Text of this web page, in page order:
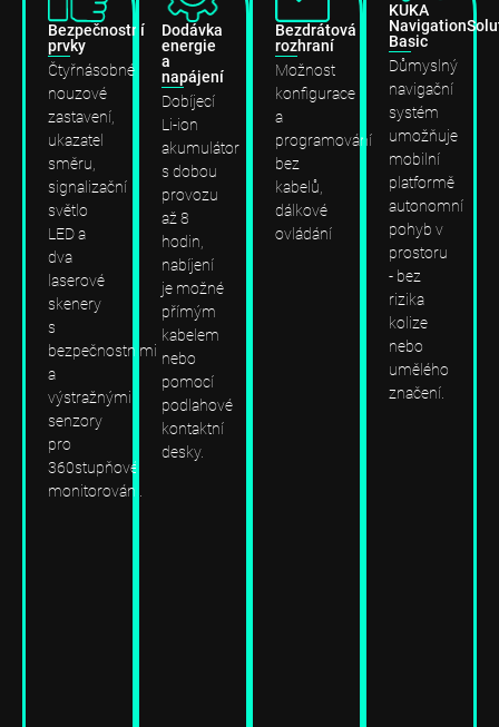
Bezpečnostní
prvky
Čtyřnásobné
nouzové
zastavení,
ukazatel
směru,
signalizační
světlo
LED a
dva
laserové
skenery
s
bezpečnostními
a
výstražnými
senzory
pro
360stupňové
monitorování.
Dodávka
energie
a
napájení
Dobíjecí
Li-ion
akumulátor
s dobou
provozu
až 8
hodin,
nabíjení
je možné
přímým
kabelem
nebo
pomocí
podlahové
kontaktní
desky.
Bezdrátová
rozhraní
Možnost
konfigurace
a
programování
bez
kabelů,
dálkové
ovládání
KUKA
Basic
Důmyslný
navigační
systém
umožňuje
mobilní
platformě
autonomní
pohyb v
prostoru
- bez
rizika
kolize
nebo
umělého
značení.